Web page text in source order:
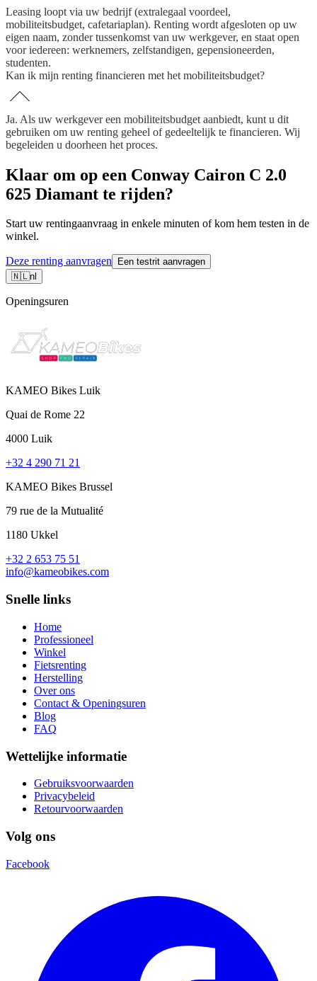
Leasing loopt via uw bedrijf (extralegaal voordeel,
mobiliteitsbudget, cafetariaplan). Renting wordt afgesloten op uw
eigen naam, zonder tussenkomst van uw werkgever, en staat open
voor iedereen: werknemers, zelfstandigen, gepensioneerden,
studenten.
Kan ik mijn renting financieren met het mobiliteitsbudget?
Ja. Als uw werkgever een mobiliteitsbudget aanbiedt, kunt u dit
gebruiken om uw renting geheel of gedeeltelijk te financieren. Wij
begeleiden u doorheen het proces.
Klaar om op een Conway Cairon C 2.0
625 Diamant te rijden?
Start uw rentingaanvraag in enkele minuten of kom hem testen in de
winkel.
Deze renting aanvragen
Een testrit aanvragen
🇳🇱nl
Openingsuren
KAMEO Bikes Luik
Quai de Rome 22
4000 Luik
+32 4 290 71 21
KAMEO Bikes Brussel
79 rue de la Mutualité
1180 Ukkel
+32 2 653 75 51
info@kameobikes.com
Snelle links
Home
Professioneel
Winkel
Fietsrenting
Herstelling
Over ons
Contact & Openingsuren
Blog
FAQ
Wettelijke informatie
Gebruiksvoorwaarden
Privacybeleid
Retourvoorwaarden
Volg ons
Facebook